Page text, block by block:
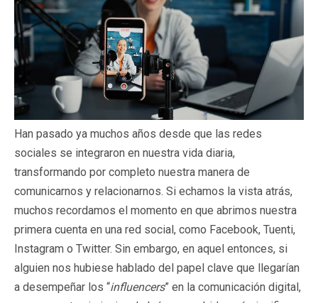
Han pasado ya muchos años desde que las redes
sociales se integraron en nuestra vida diaria,
transformando por completo nuestra manera de
comunicarnos y relacionarnos. Si echamos la vista atrás,
muchos recordamos el momento en que abrimos nuestra
primera cuenta en una red social, como Facebook, Tuenti,
Instagram o Twitter. Sin embargo, en aquel entonces, si
alguien nos hubiese hablado del papel clave que llegarían
a desempeñar los “influencers” en la comunicación digital,